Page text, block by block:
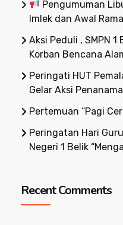
Pengumuman
Imlek dan Awal
Aksi Peduli , SMPN
Korban Bencana
Peringati HUT
Gelar Aksi
Pertemuan “Pagi
Peringatan Hari
Negeri 1 Belik
Recent Comments